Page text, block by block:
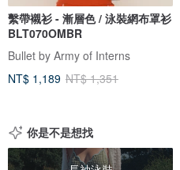
繫帶襯衫 - 漸層色 / 泳裝網布罩衫
BLT070OMBR
Bullet by Army of Interns
NT$ 1,189 NT$ 1,351
你是不是想找